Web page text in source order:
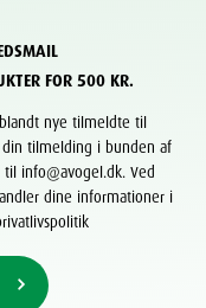
FOR 500 KR.
nye tilmeldte til
tilmelding i bunden af
info@avogel.dk. Ved
dine informationer i